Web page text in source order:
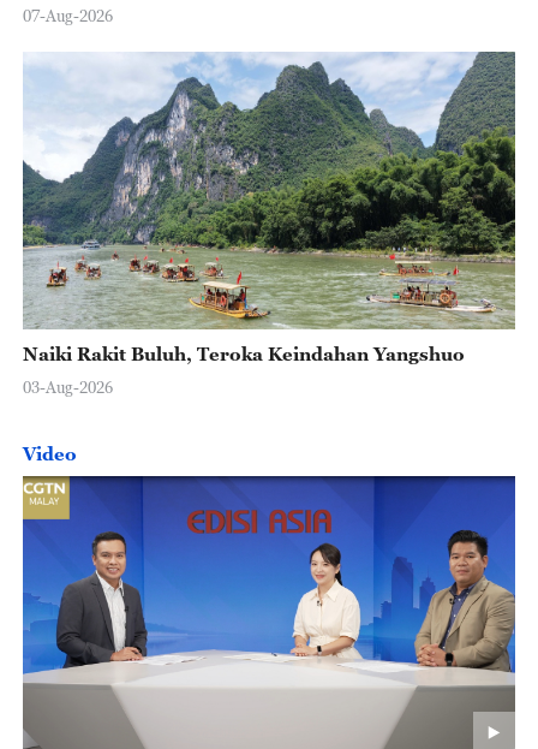
07-Aug-2026
Naiki Rakit Buluh, Teroka Keindahan Yangshuo
03-Aug-2026
Video